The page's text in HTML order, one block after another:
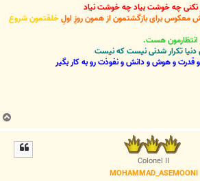
نکنی چه خوشت بیاد چه خوشت نیاد
برای بازگشتمون از همون روزِ اولِخلقتمون شروع
هست.
تکرار شدنی نیست که نیست
قدرت و هوش و دانش و نفوذت رو به کار بگیر
ب
ا
Colonel II
MOHAMMAD_ASEMOONI